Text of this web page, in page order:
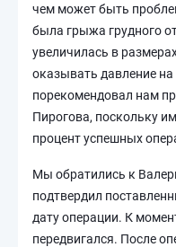
чем может быть
была грыжа грудного
увеличилась в
оказывать давление
порекомендовал нам
Пирогова, поскольку
процент успешных
Мы обратились к
подтвердил
дату операции. К
передвигался. После